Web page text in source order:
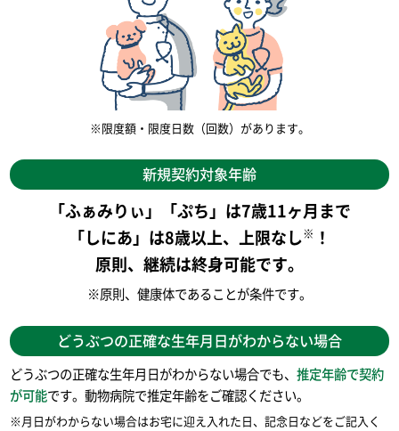
※限度額・限度日数（回数）があります。
新規契約対象年齢
「ふぁみりぃ」「ぷち」は7歳11ヶ月まで
「しにあ」は8歳以上、上限なし※ ！
原則、継続は終身可能です。
※原則、健康体であることが条件です。
どうぶつの正確な生年月日がわからない場合
どうぶつの正確な生年月日がわからない場合でも、推定年齢で契約
が可能です。動物病院で推定年齢をご確認ください。
※月日がわからない場合はお宅に迎え入れた日、記念日などをご記入く